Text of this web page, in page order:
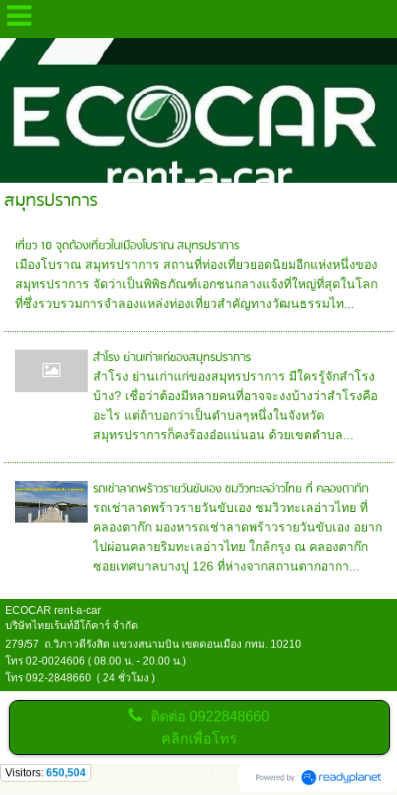
.
สมุทรปราการ
เที่ยว 10 จุดต้องเที่ยวในเมืองโบราณ สมุทรปราการ
เมืองโบราณ สมุทรปราการ สถานที่ท่องเที่ยวยอดนิยมอีกแห่งหนึ่งของ
สมุทรปราการ จัดว่าเป็นพิพิธภัณฑ์เอกชนกลางแจ้งที่ใหญ่ที่สุดในโลก
ที่ซึ่งรวบรวมการจำลองแหล่งท่องเที่ยวสำคัญทางวัฒนธรรมไท...
สำโรง ย่านเก่าแก่ของสมุทรปราการ
สำโรง ย่านเก่าแก่ของสมุทรปราการ มีใครรู้จักสำโรง
บ้าง? เชื่อว่าต้องมีหลายคนที่อาจจะงงบ้างว่าสำโรงคือ
อะไร แต่ถ้าบอกว่าเป็นตำบลๆหนึ่งในจังหวัด
สมุทรปราการก็คงร้องอ๋อแน่นอน ด้วยเขตตำบล...
รถเช่าลาดพร้าวรายวันขับเอง ชมวิวทะเลอ่าวไทย ที่ คลองตาก๊ก
รถเช่าลาดพร้าวรายวันขับเอง ชมวิวทะเลอ่าวไทย ที่
คลองตาก๊ก มองหารถเช่าลาดพร้าวรายวันขับเอง อยาก
ไปผ่อนคลายริมทะเลอ่าวไทย ใกล้กรุง ณ คลองตาก๊ก
ซอยเทศบาลบางปู 126 ที่ห่างจากสถานตากอากา...
ECOCAR rent-a-car
บริษัทไทยเร้นท์อีโก้คาร์ จำกัด
279/57 ถ.วิภาวดีรังสิต แขวงสนามบิน เขตดอนเมือง กทม. 10210
โทร 02-0024606 ( 08.00 น. - 20.00 น.)
โทร 092-2848660 ( 24 ชั่วโมง )
ติดต่อ0922848660
คลิกเพื่อโทร
Visitors: 650,504